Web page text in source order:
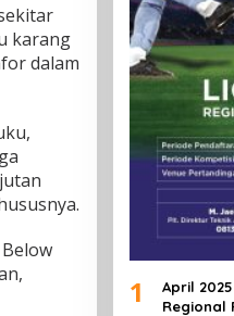
karang
dalam
1
April
Regional